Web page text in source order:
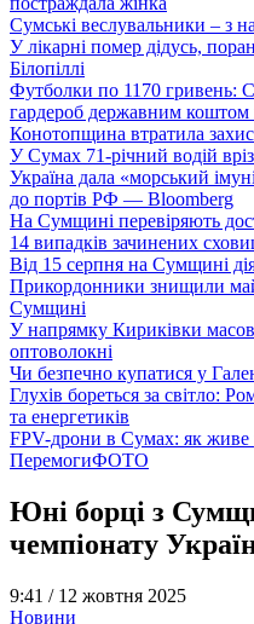
Сумські веслувальники – з
У лікарні помер дідусь,
Білопіллі
Футболки по 1170 гривень:
гардероб державним
Конотопщина втратила
У Сумах 71-річний водій
Україна дала «морський
до портів РФ — Bloomberg
На Сумщині перевіряють
14 випадків зачинених
Від 15 серпня на Сумщині
Прикордонники знищили
Сумщині
У напрямку Кириківки
оптоволокні
Чи безпечно купатися у
Глухів бореться за світло:
та енергетиків
FPV-дрони в Сумах: як живе
ПеремогиФОТО
Юні борці з
чемпіонату
9:41 / 12 жовтня 2025
Новини